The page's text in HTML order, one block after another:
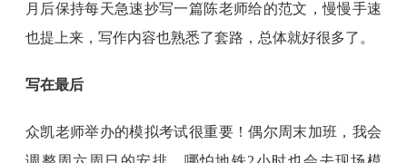
月后保持每天急速抄写一篇陈老师给的范文，慢慢手速
也提上来，写作内容也熟悉了套路，总体就好很多了。
写在最后
众凯老师举办的模拟考试很重要！偶尔周末加班，我会